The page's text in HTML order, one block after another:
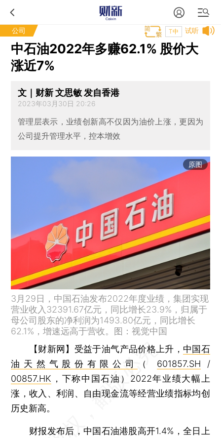
公司 试听
T中
中石油2022年多赚62.1% 股价大
涨近7%
文｜财新 文思敏 发自香港
2023年03月30日 20:26
管理层表示，业绩创新高不仅因为油价上涨，更因为
公司提升管理水平，控本增效
原图
3月29日，中国石油发布2022年度业绩，集团实现
营业收入32391.67亿元，同比增长23.9%，归属于
母公司股东的净利润为1493.80亿元，同比增长
62.1%，增速远高于营收。图：视觉中国
【财新网】 受益于油气产品价格上升， 中国石
油天然气股份有限公司
（ 601857.SH /
00857.HK ，下称中国石油）2022年业绩大幅上
涨，收入、利润、自由现金流等经营业绩指标均创
历史新高。
财报发布后，中国石油港股高开1.4%，全日上